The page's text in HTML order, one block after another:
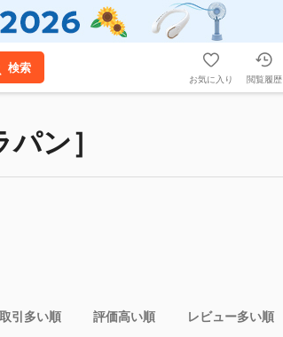
検索
お気に入り 閲覧履歴
ン］
取引多い順 評価高い順 レビュー多い順